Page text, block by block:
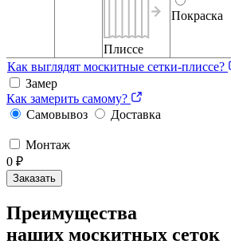
Плиссе
Покраска
Как выглядят москитные сетки-плиссе?
Замер
Как замерить самому?
Самовывоз
Доставка
Монтаж
0 ₽
Заказать
Преимущества
наших москитных сеток